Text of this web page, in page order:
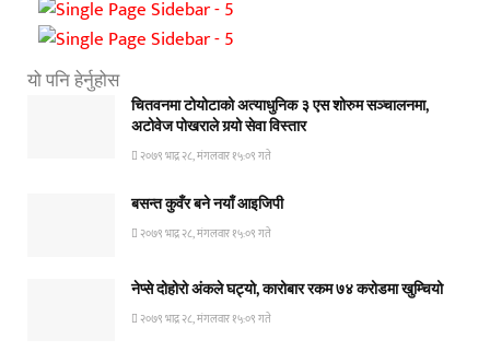
यो पनि हेर्नुहोस
चितवनमा टोयोटाको अत्याधुनिक ३ एस शोरुम सञ्चालनमा,
अटोवेज पोखराले गर्‍यो सेवा विस्तार
२०७९ भाद्र २८, मंगलवार १५:०९ गते
बसन्त कुवँर बने नयाँ आइजिपी
२०७९ भाद्र २८, मंगलवार १५:०९ गते
नेप्से दोहोरो अंकले घट्यो, कारोबार रकम ७४ करोडमा खुम्चियो
२०७९ भाद्र २८, मंगलवार १५:०९ गते